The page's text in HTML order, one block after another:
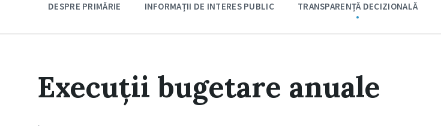
DESPRE PRIMĂRIE INFORMAȚII DE INTERES PUBLIC TRANSPARENȚĂ DECIZIONALĂ
Execuții bugetare anuale